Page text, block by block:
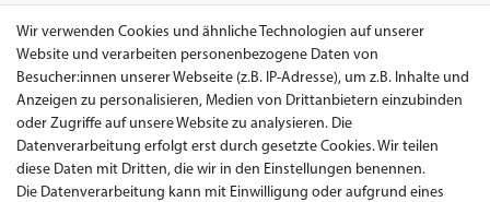
AGB
Datenschutz
Impressum
Widerrufsrecht
Garantie / Gewährleistung
Wir verwenden Cookies und ähnliche Technologien auf unserer
Website und verarbeiten personenbezogene Daten von
Besucher:innen unserer Webseite (z.B. IP-Adresse), um z.B. Inhalte und
Anzeigen zu personalisieren, Medien von Drittanbietern einzubinden
oder Zugriffe auf unsere Website zu analysieren. Die
Datenverarbeitung erfolgt erst durch gesetzte Cookies. Wir teilen
diese Daten mit Dritten, die wir in den Einstellungen benennen.
Die Datenverarbeitung kann mit Einwilligung oder aufgrund eines